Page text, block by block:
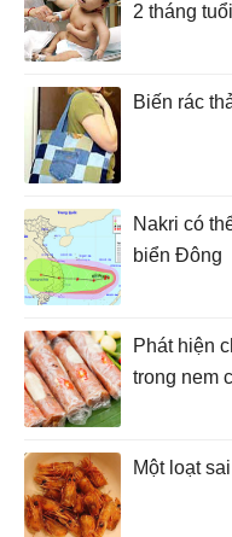
2 tháng tuổi
Biến rác
Nakri có
biển Đông
Phát hiện
trong nem
Một loạt